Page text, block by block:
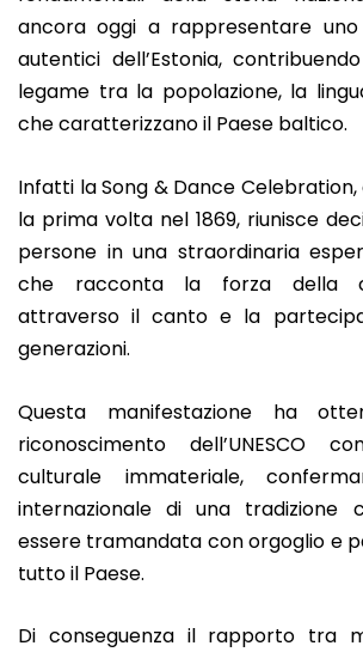
ancora oggi a rappresentare
autentici dell’Estonia,
legame tra la popolazione, la
che caratterizzano il Paese baltico.
Infatti la Song & Dance
la prima volta nel 1869, riunisce
persone in una straordinaria
che racconta la forza della
attraverso il canto e la
generazioni.
Questa manifestazione ha
riconoscimento dell’UNESCO
culturale immateriale,
internazionale di una tradizione
essere tramandata con orgoglio e
tutto il Paese.
Di conseguenza il rapporto tra